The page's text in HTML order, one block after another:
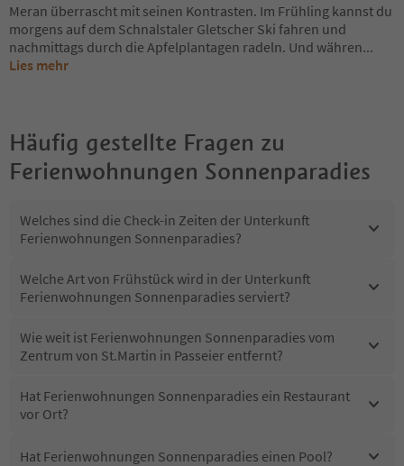
Meran überrascht mit seinen Kontrasten. Im Frühling kannst du
morgens auf dem Schnalstaler Gletscher Ski fahren und
nachmittags durch die Apfelplantagen radeln. Und währen...
Lies mehr
Häufig gestellte Fragen zu
Ferienwohnungen Sonnenparadies
Welches sind die Check-in Zeiten der Unterkunft
Ferienwohnungen Sonnenparadies?
Welche Art von Frühstück wird in der Unterkunft
Ferienwohnungen Sonnenparadies serviert?
Wie weit ist Ferienwohnungen Sonnenparadies vom
Zentrum von St.Martin in Passeier entfernt?
Hat Ferienwohnungen Sonnenparadies ein Restaurant
vor Ort?
Hat Ferienwohnungen Sonnenparadies einen Pool?